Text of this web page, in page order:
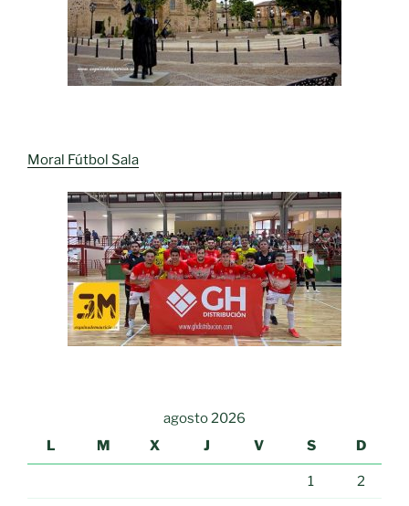
Moral Fútbol Sala
agosto 2026
L
M X J V S D
1 2